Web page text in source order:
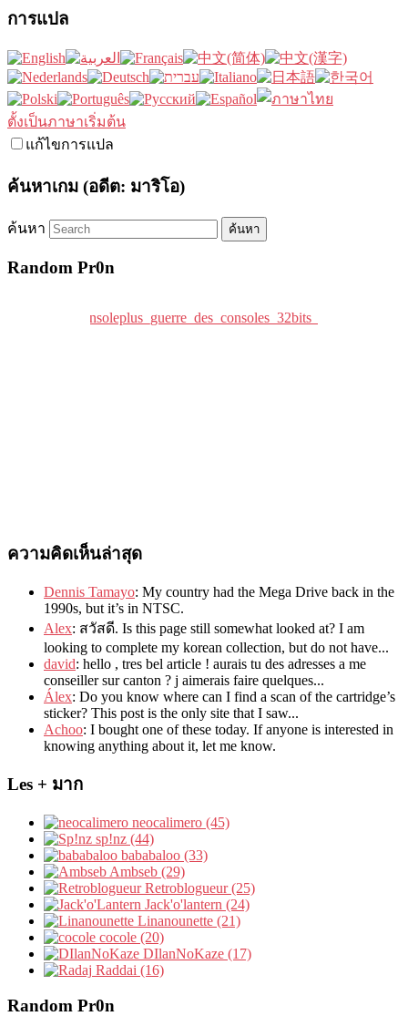
การแปล
ตั้งเป็นภาษาเริ่มต้น
แก้ไขการแปล
ค้นหาเกม (อดีต: มาริโอ)
ค้นหา
Random Pr0n
ความคิดเห็นล่าสุด
Dennis Tamayo: My country had the Mega Drive back in the
1990s, but it’s in NTSC.
Alex: สวัสดี. Is this page still somewhat looked at? I am
looking to complete my korean collection, but do not have...
david: hello , tres bel article ! aurais tu des adresses a me
conseiller sur canton ? j aimerais faire quelques...
Álex: Do you know where can I find a scan of the cartridge’s
sticker? This post is the only site that I saw...
Achoo: I bought one of these today. If anyone is interested in
knowing anything about it, let me know.
Les + มาก
neocalimero (45)
sp!nz (44)
bababaloo (33)
Ambseb (29)
Retroblogueur (25)
Jack'o'lantern (24)
Linanounette (21)
cocole (20)
DIlanNoKaze (17)
Raddai (16)
Random Pr0n